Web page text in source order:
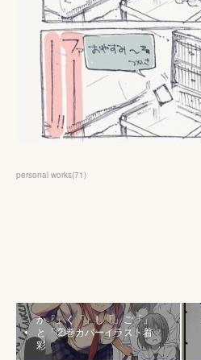
personal works(71)
か「」く「」し「」ご「」
と「②巻カバーイラスト着
彩